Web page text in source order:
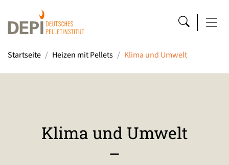
Startseite Heizen mit Pellets Klima und Umwelt
Klima und Umwelt
–